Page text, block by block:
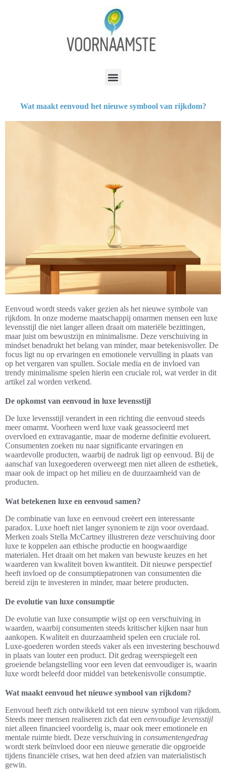
Wat maakt eenvoud het nieuwe symbool van rijkdom?
Eenvoud wordt steeds vaker gezien als het nieuwe symbole van
rijkdom. In onze moderne maatschappij omarmen mensen een luxe
levensstijl die niet langer alleen draait om materiële bezittingen,
maar juist om bewustzijn en minimalisme. Deze verschuiving in
mindset benadrukt het belang van minder, maar betekenisvoller. De
focus ligt nu op ervaringen en emotionele vervulling in plaats van
op het vergaren van spullen. Sociale media en de invloed van
trendy minimalisme spelen hierin een cruciale rol, wat verder in dit
artikel zal worden verkend.
De opkomst van eenvoud in luxe levensstijl
De luxe levensstijl verandert in een richting die eenvoud steeds
meer omarmt. Voorheen werd luxe vaak geassocieerd met
overvloed en extravagantie, maar de moderne definitie evolueert.
Consumenten zoeken nu naar significante ervaringen en
waardevolle producten, waarbij de nadruk ligt op eenvoud. Bij de
aanschaf van luxegoederen overweegt men niet alleen de esthetiek,
maar ook de impact op het milieu en de duurzaamheid van de
producten.
Wat betekenen luxe en eenvoud samen?
De combinatie van luxe en eenvoud creëert een interessante
paradox. Luxe hoeft niet langer synoniem te zijn voor overdaad.
Merken zoals Stella McCartney illustreren deze verschuiving door
luxe te koppelen aan ethische productie en hoogwaardige
materialen. Het draait om het maken van bewuste keuzes en het
waarderen van kwaliteit boven kwantiteit. Dit nieuwe perspectief
heeft invloed op de consumptiepatronen van consumenten die
bereid zijn te investeren in minder, maar betere producten.
De evolutie van luxe consumptie
De evolutie van luxe consumptie wijst op een verschuiving in
waarden, waarbij consumenten steeds kritischer kijken naar hun
aankopen. Kwaliteit en duurzaamheid spelen een cruciale rol.
Luxe-goederen worden steeds vaker als een investering beschouwd
in plaats van louter een product. Dit gedrag weerspiegelt een
groeiende belangstelling voor een leven dat eenvoudiger is, waarin
luxe wordt beleefd door middel van betekenisvolle consumptie.
Wat maakt eenvoud het nieuwe symbool van rijkdom?
Eenvoud heeft zich ontwikkeld tot een nieuw symbool van rijkdom.
Steeds meer mensen realiseren zich dat een eenvoudige levensstijl
niet alleen financieel voordelig is, maar ook meer emotionele en
mentale ruimte biedt. Deze verschuiving in consumentengedrag
wordt sterk beïnvloed door een nieuwe generatie die opgroeide
tijdens financiële crises, wat hen deed afzien van materialistisch
gewin.